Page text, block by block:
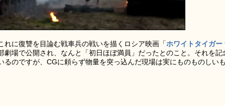
に復讐を目論む戦車兵の戦いを描くロシア映画「ホワイトタイガー
劇場で公開され、なんと「初日ほぼ満員」だったとのこと。それを記
るのですが、CGに頼らず物量を突っ込んだ現場は実にものものしいも